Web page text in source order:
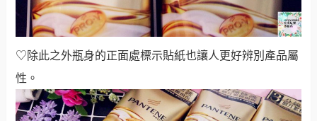
♡除此之外瓶身的正面處標示貼紙也讓人更好辨別產品屬
性。